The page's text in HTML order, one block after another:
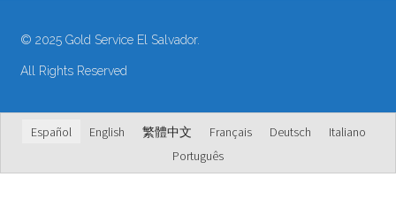
© 2025 Gold Service El Salvador.
All Rights Reserved
Español English 繁體中文 Français Deutsch
Italiano
Português